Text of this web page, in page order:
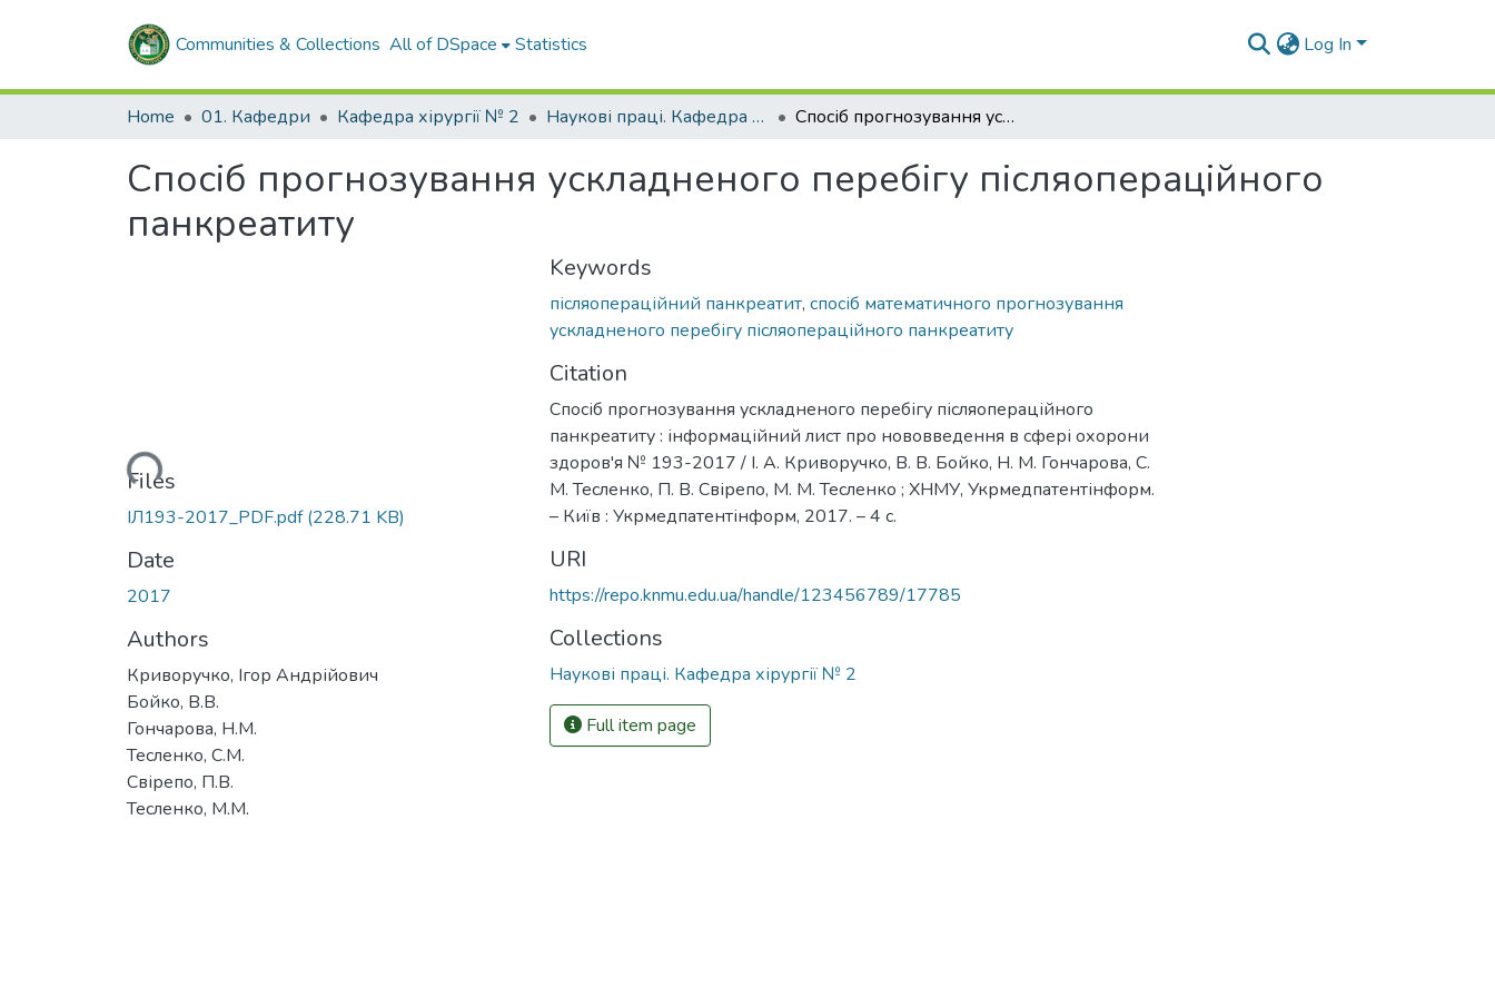
Communities & Collections All of DSpace Statistics Log In
Home 01. Кафедри Кафедра хірургії № 2 Наукові праці. Кафедра хірургії № 2 Спосіб прогнозування ускладненого перебігу післяопераційного панкреатиту
Спосіб прогнозування ускладненого перебігу післяопераційного
панкреатиту
Loading...
Files
ІЛ193-2017_PDF.pdf(228.71 KB)
Date
2017
Authors
Криворучко, Ігор Андрійович
Бойко, В.В.
Гончарова, Н.М.
Тесленко, С.М.
Свірепо, П.В.
Тесленко, М.М.
Keywords
післяопераційний панкреатит, спосіб математичного прогнозування
ускладненого перебігу післяопераційного панкреатиту
Citation
Спосіб прогнозування ускладненого перебігу післяопераційного
панкреатиту : інформаційний лист про нововведення в сфері охорони
здоров'я № 193-2017 / І. А. Криворучко, В. В. Бойко, Н. М. Гончарова, С.
М. Тесленко, П. В. Свірепо, М. М. Тесленко ; ХНМУ, Укрмедпатентінформ.
– Київ : Укрмедпатентінформ, 2017. – 4 с.
URI
https://repo.knmu.edu.ua/handle/123456789/17785
Collections
Наукові праці. Кафедра хірургії № 2
Full item page